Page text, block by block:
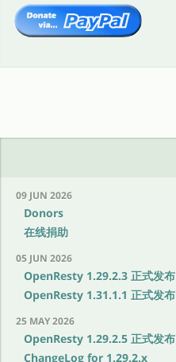
09 JUN 2026
Donors
在线捐助
05 JUN 2026
OpenResty 1.29.2.3 正式发布
OpenResty 1.31.1.1 正式发布
25 MAY 2026
OpenResty 1.29.2.5 正式发布
ChangeLog for 1.29.2.x